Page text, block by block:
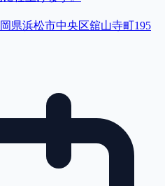
県浜松市中央区舘山寺町195